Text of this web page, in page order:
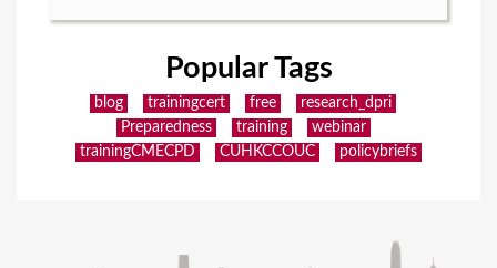
Popular Tags
blog trainingcert free
research_dpri
Preparedness
training
webinar
trainingCMECPD
CUHKCCOUC policybriefs